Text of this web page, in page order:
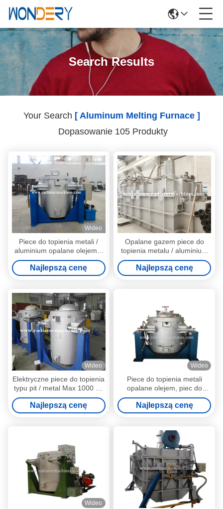
Search Results
Your Search [ Aluminum Melting Furnace ]
Dopasowanie 105 Produkty
Wideo
Piece do topienia metali /
aluminium opalane olejem z
systemem spalania rur 350
kg
Najlepszą cenę
Opalane gazem piece do
topienia metalu / aluminium
Linia odlewania wlewków z
ładowaniem
Najlepszą cenę
Wideo
Elektryczne piece do topienia
typu pit / metal Max 1000 kg
tygiel Morgan
Najlepszą cenę
Wideo
Piece do topienia metali
opalane olejem, piec do
topienia aluminium WR-RGY-
350
Najlepszą cenę
Wideo